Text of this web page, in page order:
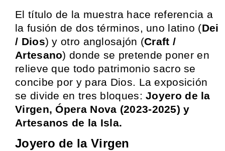
El título de la muestra hace referencia a
la fusión de dos términos, uno latino (Dei
/ Dios) y otro anglosajón (Craft /
Artesano) donde se pretende poner en
relieve que todo patrimonio sacro se
concibe por y para Dios. La exposición
se divide en tres bloques:Joyero de la
Virgen, Ópera Nova (2023-2025) y
Artesanos de la Isla.
Joyero de la Virgen